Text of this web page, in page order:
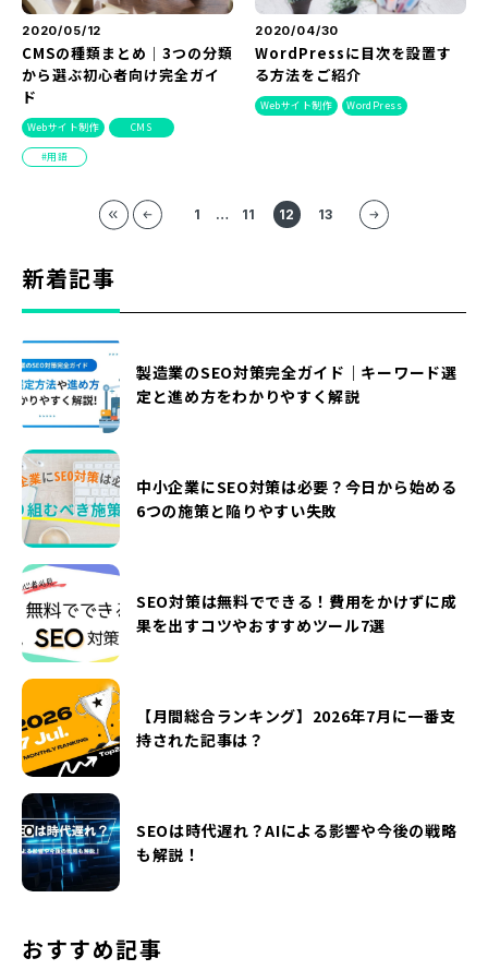
2020/05/12
CMSの種類まとめ｜3つの分類
から選ぶ初心者向け完全ガイ
ド
Webサイト制作 CMS
用語
2020/04/30
WordPressに目次を設置す
る方法をご紹介
Webサイト制作 WordPress
1 … 11 12 13
新着記事
製造業のSEO対策完全ガイド｜キーワード選
定と進め方をわかりやすく解説
中小企業にSEO対策は必要？今日から始める
6つの施策と陥りやすい失敗
SEO対策は無料でできる！費用をかけずに成
果を出すコツやおすすめツール7選
【月間総合ランキング】2026年7月に一番支
持された記事は？
SEOは時代遅れ？AIによる影響や今後の戦略
も解説！
おすすめ記事